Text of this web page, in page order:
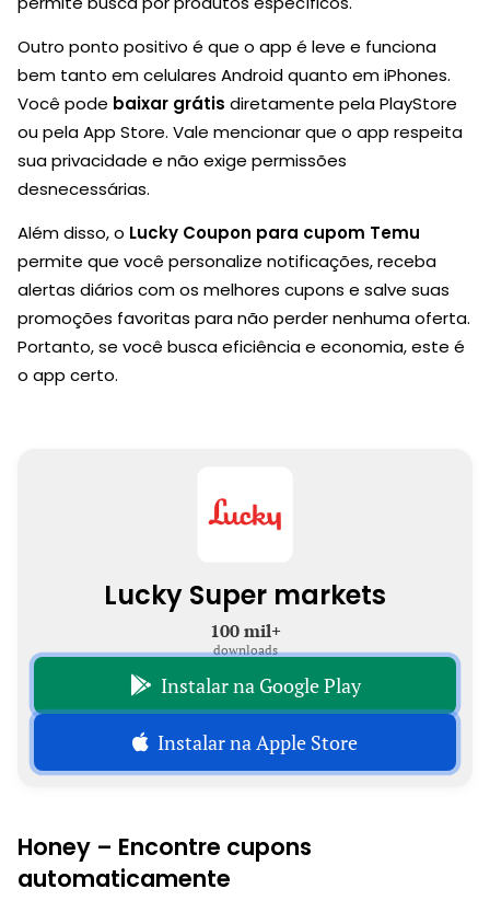
Outro ponto positivo é que o app é leve e funciona
bem tanto em celulares Android quanto em iPhones.
Você pode baixar grátis diretamente pela PlayStore
ou pela App Store. Vale mencionar que o app respeita
sua privacidade e não exige permissões
desnecessárias.
Além disso, o Lucky Coupon para cupom Temu
permite que você personalize notificações, receba
alertas diários com os melhores cupons e salve suas
promoções favoritas para não perder nenhuma oferta.
Portanto, se você busca eficiência e economia, este é
o app certo.
Lucky Super markets
100 mil+
downloads
Instalar na Google Play
Instalar na Apple Store
Honey – Encontre cupons
automaticamente